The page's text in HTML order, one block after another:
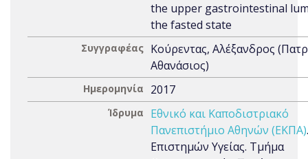
the upper gastrointestinal
the fasted state
Συγγραφέας Κούρεντας, Αλέξανδρος
Αθανάσιος)
Ημερομηνία 2017
Ίδρυμα
Εθνικό και Καποδιστριακό
Πανεπιστήμιο Αθηνών (ΕΚΠΑ)
Επιστημών Υγείας. Τμήμα